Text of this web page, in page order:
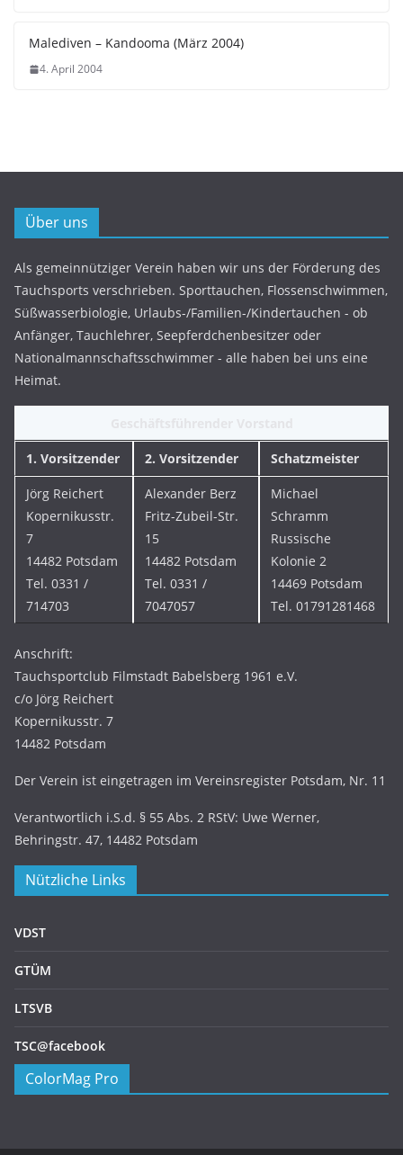
Malediven – Kandooma (März 2004)
4. April 2004
Über uns
Als gemeinnütziger Verein haben wir uns der Förderung des
Tauchsports verschrieben. Sporttauchen, Flossenschwimmen,
Süßwasserbiologie, Urlaubs-/Familien-/Kindertauchen - ob
Anfänger, Tauchlehrer, Seepferdchenbesitzer oder
Nationalmannschaftsschwimmer - alle haben bei uns eine
Heimat.
1. Vorsitzender 2. Vorsitzender Schatzmeister
Jörg Reichert
Kopernikusstr.
7
14482 Potsdam
Tel. 0331 /
714703
Alexander Berz
Fritz-Zubeil-Str.
15
14482 Potsdam
Tel. 0331 /
7047057
Michael
Schramm
Russische
Kolonie 2
14469 Potsdam
Tel. 01791281468
Anschrift:
Tauchsportclub Filmstadt Babelsberg 1961 e.V.
c/o Jörg Reichert
Kopernikusstr. 7
14482 Potsdam
Der Verein ist eingetragen im Vereinsregister Potsdam, Nr. 11
Verantwortlich i.S.d. § 55 Abs. 2 RStV: Uwe Werner,
Behringstr. 47, 14482 Potsdam
Nützliche Links
VDST
GTÜM
LTSVB
TSC@facebook
ColorMag Pro